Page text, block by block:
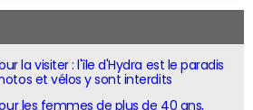
la visiter : l'île d'Hydra est le paradis
et vélos y sont interdits
les femmes de plus de 40 ans,